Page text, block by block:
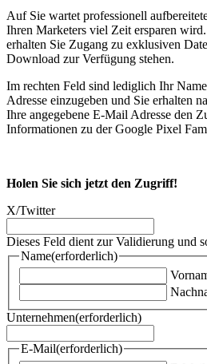
Auf Sie wartet professionell
Ihren Marketers viel Zeit ersparen
erhalten Sie Zugang zu exklusiven
Download zur Verfügung stehen.
Im rechten Feld sind lediglich Ihr
Adresse einzugeben und Sie erhalten
Ihre angegebene E-Mail Adresse den
Informationen zu der Google Pixel
Holen Sie sich jetzt den Zugriff!
X/Twitter
Dieses Feld dient zur Validierung und
Name(erforderlich)
Unternehmen(erforderlich)
E-Mail(erforderlich)